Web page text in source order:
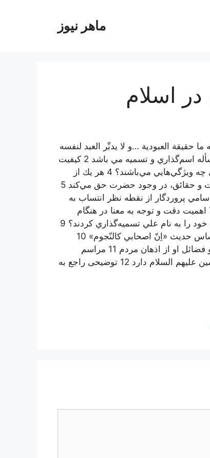
ماهر نیوز
اسلام
حقيقة العبودية …و لا يدبِّر العبد لنفسه
تدبيراً. 1 يكي از حقوقي را كه فرزندان نسبت به والدين دارند مسأله اسم‌گذاري و تسميه مي باشد 2 كيفيت
پيدايش اسامي در ملل و جوامع مختلف 3 غني‌ترين زبان‌ها داراي چه ويژگي‌هايي مي‌باشند؟ 4 هر يك از
اسماء و صفات پروردگار، دلالت بر ظهور و جلوۀ خاصي از تجليات و حقائق، در وجود حضرت حق مي‌كند 5
پروردگار از نقطه نظر انتساب به
پروردگار 6 تفسير آيه شريفه: ولله الاسماء الحسني فادعوه بها 7 اهميت دقت و توجه به معنا در هنگام
اسم‌گذاري فرزندان 8 چرا امام حسين عليه السلام همۀ فرزندان خود را به نام علي تسميه‌گذاري كردند؟ 9
ذكر حكايتي مبني بر پاسخ متقن فردي به يكي از اهل تسنن بر اساس حديث «اِنّ اصحابي كالنّجوم» 10
سعي و تلاش بليغ معاويه در محو كردن اسم علي ابن ابي‌طالب و فضائل او از اذهان مردم 11 مراسم
بزرگداشت و تجديد خاطره و احياء ذكر، اختصاص به ائمه معصومين عليهم السلام دارد 12 توضيحی راجع به